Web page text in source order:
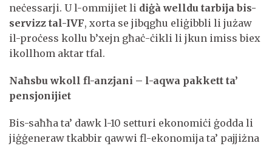
neċessarji. U l-ommijiet li diġà welldu tarbija bis-
servizz tal-IVF, xorta se jibqgħu eliġibbli li jużaw
il-proċess kollu b’xejn għaċ-ċikli li jkun imiss biex
ikollhom aktar tfal.
Naħsbu wkoll fl-anzjani – l-aqwa pakkett ta’
pensjonijiet
Bis-saħħa ta’ dawk l-10 setturi ekonomiċi ġodda li
jiġġeneraw tkabbir qawwi fl-ekonomija ta’ pajjiżna